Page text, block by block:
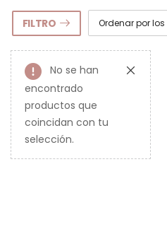
FILTRO
No se han
encontrado
productos que
coincidan con tu
selección.